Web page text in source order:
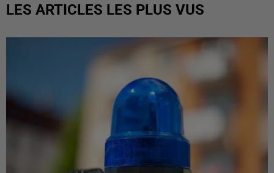
LES ARTICLES LES PLUS VUS